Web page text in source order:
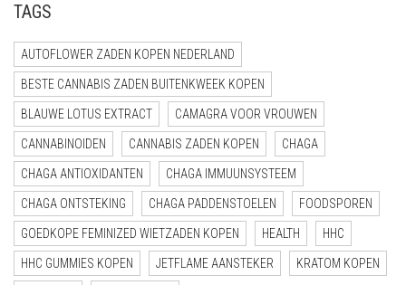
TAGS
AUTOFLOWER ZADEN KOPEN NEDERLAND
BESTE CANNABIS ZADEN BUITENKWEEK KOPEN
BLAUWE LOTUS EXTRACT CAMAGRA VOOR VROUWEN
CANNABINOIDEN CANNABIS ZADEN KOPEN CHAGA
CHAGA ANTIOXIDANTEN CHAGA IMMUUNSYSTEEM
CHAGA ONTSTEKING CHAGA PADDENSTOELEN FOODSPOREN
GOEDKOPE FEMINIZED WIETZADEN KOPEN HEALTH HHC
HHC GUMMIES KOPEN JETFLAME AANSTEKER KRATOM KOPEN